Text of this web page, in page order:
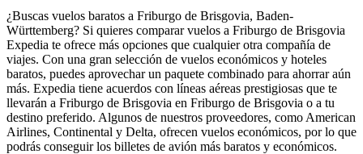
¿Buscas vuelos baratos a Friburgo de Brisgovia, Baden-
Württemberg? Si quieres comparar vuelos a Friburgo de Brisgovia
Expedia te ofrece más opciones que cualquier otra compañía de
viajes. Con una gran selección de vuelos económicos y hoteles
baratos, puedes aprovechar un paquete combinado para ahorrar aún
más. Expedia tiene acuerdos con líneas aéreas prestigiosas que te
llevarán a Friburgo de Brisgovia en Friburgo de Brisgovia o a tu
destino preferido. Algunos de nuestros proveedores, como American
Airlines, Continental y Delta, ofrecen vuelos económicos, por lo que
podrás conseguir los billetes de avión más baratos y económicos.